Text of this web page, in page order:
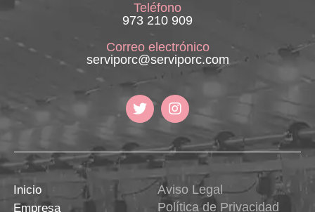
Teléfono
973 210 909
Correo electrónico
serviporc@serviporc.com
Inicio
Empresa
Aviso Legal
Política de Privacidad